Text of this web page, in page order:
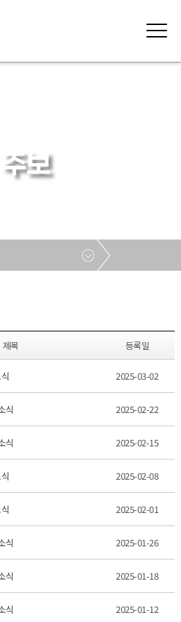
주보
제목 등록일
2025-03-02
식 2025-02-22
식 2025-02-15
2025-02-08
2025-02-01
식 2025-01-26
식 2025-01-18
식 2025-01-12